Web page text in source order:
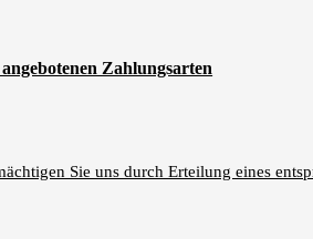
Zahlungsarten
Sie uns durch Erteilung eines